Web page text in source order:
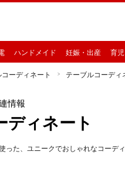
ハンドメイド 妊娠・出産 育
ーディネート テーブルコーディ
情報
ディネート
た、ユニークでおしゃれなコーデ